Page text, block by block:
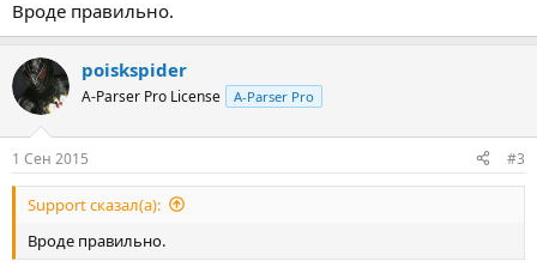
Вроде правильно.
poiskspider
A-Parser Pro License A-Parser Pro
1 Сен 2015 #3
Support сказал(а):
Вроде правильно.